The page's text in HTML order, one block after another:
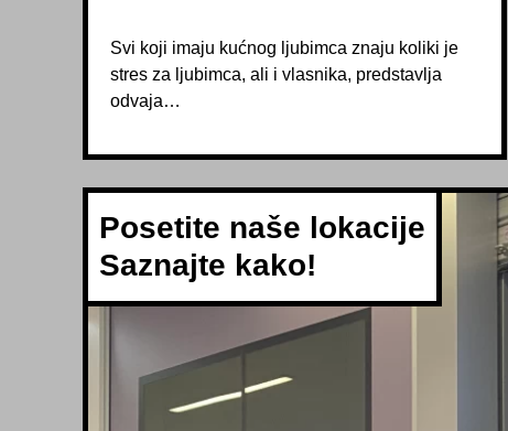
Svi koji imaju kućnog ljubimca znaju koliki je
stres za ljubimca, ali i vlasnika, predstavlja
odvaja…
Posetite naše lokacije
Saznajte kako!